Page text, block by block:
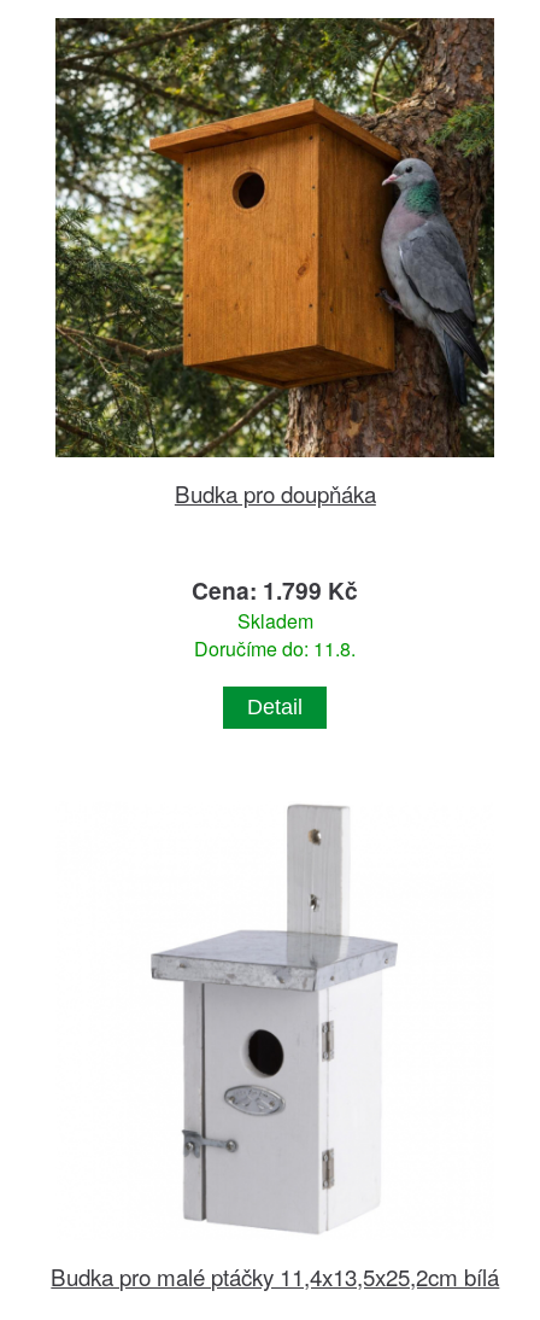
Budka pro doupňáka
Cena: 1.799 Kč
Skladem
Doručíme do: 11.8.
Detail
Budka pro malé ptáčky 11,4x13,5x25,2cm bílá